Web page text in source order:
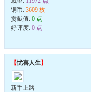
铜币: 3609 枚
贡献值: 0 点
好评度: 0 点
【忧喜人生】
新手上路